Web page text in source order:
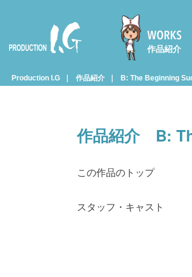
Prod
作品紹介
Production I.G 作品紹介 B: The Beginning
作品紹介 B:
この作品のトップ
スタッフ・キャスト